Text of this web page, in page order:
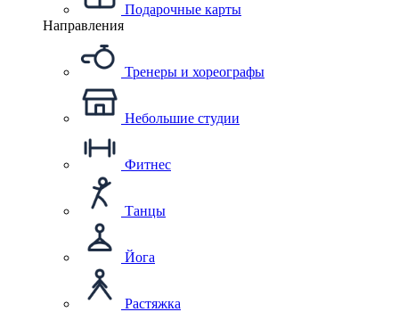
Подарочные карты
Направления
Тренеры и хореографы
Небольшие студии
Фитнес
Танцы
Йога
Растяжка